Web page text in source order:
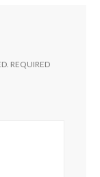
REQUIRED